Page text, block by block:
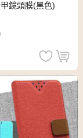
鏡頭膜(黑色)